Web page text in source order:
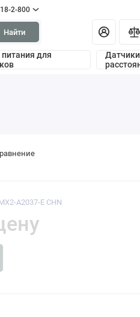
2-800
Найти
для
A2037-E CHN